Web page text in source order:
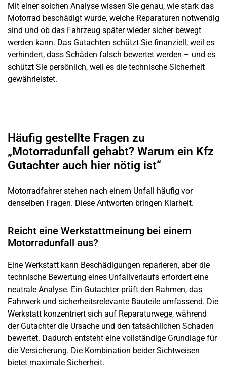
Mit einer solchen Analyse wissen Sie genau, wie stark das
Motorrad beschädigt wurde, welche Reparaturen notwendig
sind und ob das Fahrzeug später wieder sicher bewegt
werden kann. Das Gutachten schützt Sie finanziell, weil es
verhindert, dass Schäden falsch bewertet werden – und es
schützt Sie persönlich, weil es die technische Sicherheit
gewährleistet.
Häufig gestellte Fragen zu
„Motorradunfall gehabt? Warum ein Kfz
Gutachter auch hier nötig ist“
Motorradfahrer stehen nach einem Unfall häufig vor
denselben Fragen. Diese Antworten bringen Klarheit.
Reicht eine Werkstattmeinung bei einem
Motorradunfall aus?
Eine Werkstatt kann Beschädigungen reparieren, aber die
technische Bewertung eines Unfallverlaufs erfordert eine
neutrale Analyse. Ein Gutachter prüft den Rahmen, das
Fahrwerk und sicherheitsrelevante Bauteile umfassend. Die
Werkstatt konzentriert sich auf Reparaturwege, während
der Gutachter die Ursache und den tatsächlichen Schaden
bewertet. Dadurch entsteht eine vollständige Grundlage für
die Versicherung. Die Kombination beider Sichtweisen
bietet maximale Sicherheit.